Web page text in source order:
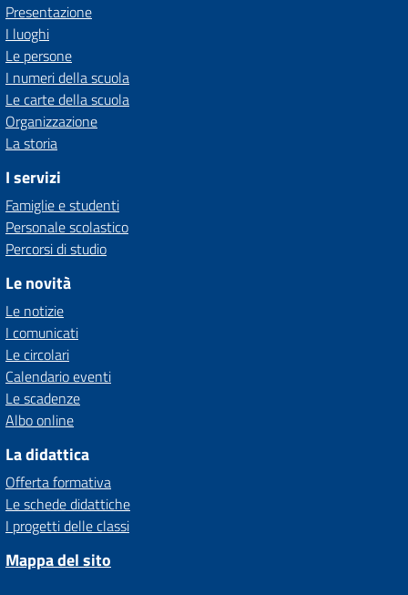
Presentazione
I luoghi
Le persone
I numeri della scuola
Le carte della scuola
Organizzazione
La storia
I servizi
Famiglie e studenti
Personale scolastico
Percorsi di studio
Le novità
Le notizie
I comunicati
Le circolari
Calendario eventi
Le scadenze
Albo online
La didattica
Offerta formativa
Le schede didattiche
I progetti delle classi
Mappa del sito